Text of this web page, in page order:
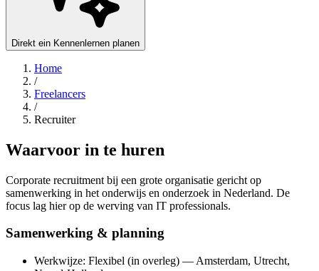
Direkt ein Kennenlernen planen
Home
/
Freelancers
/
Recruiter
Waarvoor in te huren
Corporate recruitment bij een grote organisatie gericht op
samenwerking in het onderwijs en onderzoek in Nederland. De
focus lag hier op de werving van IT professionals.
Samenwerking & planning
Werkwijze: Flexibel (in overleg) — Amsterdam, Utrecht,